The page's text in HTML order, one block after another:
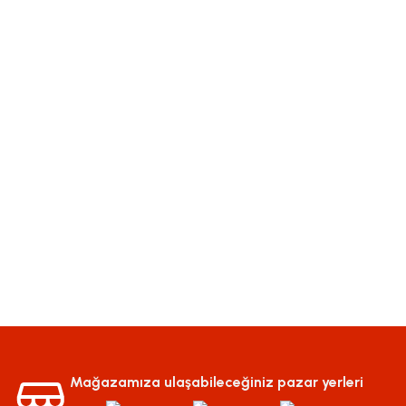
Mağazamıza ulaşabileceğiniz pazar yerleri